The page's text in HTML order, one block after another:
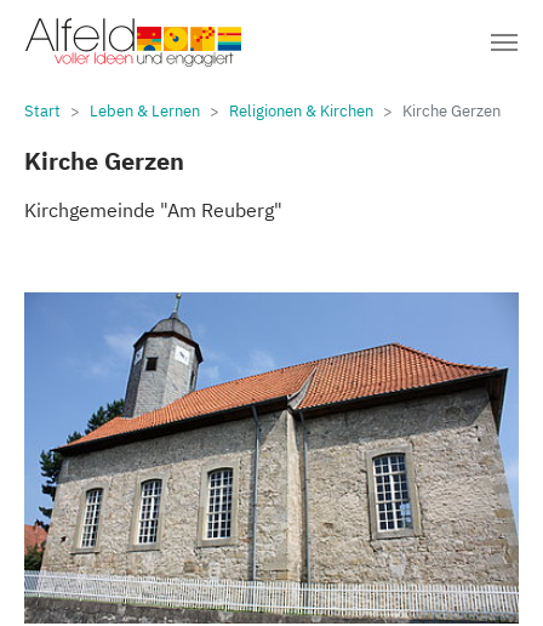
Zum Hauptinhalt springen
Start Leben & Lernen Religionen & Kirchen Kirche Gerzen
Kirche Gerzen
Kirchgemeinde "Am Reuberg"